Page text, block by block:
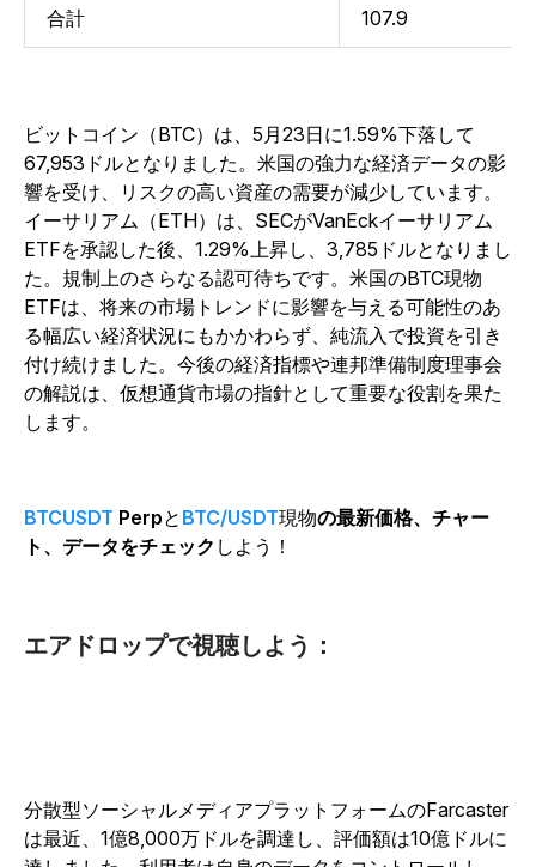
合計 107.9
ビットコイン（BTC）は、5月23日に1.59%下落して
67,953ドルとなりました。米国の強力な経済データの影
響を受け、リスクの高い資産の需要が減少しています。
イーサリアム（ETH）は、SECがVanEckイーサリアム
ETFを承認した後、1.29%上昇し、3,785ドルとなりまし
た。規制上のさらなる認可待ちです。米国のBTC現物
ETFは、将来の市場トレンドに影響を与える可能性のあ
る幅広い経済状況にもかかわらず、純流入で投資を引き
付け続けました。今後の経済指標や連邦準備制度理事会
の解説は、仮想通貨市場の指針として重要な役割を果た
します。
BTCUSDT Perpと BTC/USDT現物の最新価格、チャー
ト、データをチェック しよう！
エアドロップで視聴しよう：
分散型ソーシャルメディアプラットフォームのFarcaster
は最近、1億8,000万ドルを調達し、評価額は10億ドルに